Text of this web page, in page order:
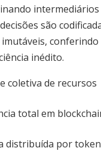
são
conferindo
inédito.
coletiva de recursos
total em
distribuída por